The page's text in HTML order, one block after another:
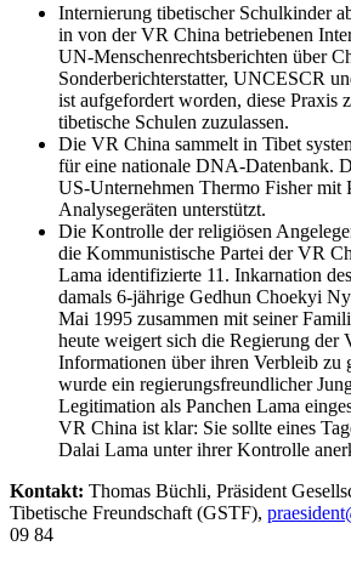
Internierung tibetischer Schulkinder
in von der VR China betriebenen
UN-Menschenrechtsberichten über
Sonderberichterstatter, UNCESCR
ist aufgefordert worden, diese Praxis
tibetische Schulen zuzulassen.
Die VR China sammelt in Tibet
für eine nationale DNA-Datenbank.
US-Unternehmen Thermo Fisher mit
Analysegeräten unterstützt.
Die Kontrolle der religiösen
die Kommunistische Partei der VR
Lama identifizierte 11. Inkarnation
damals 6-jährige Gedhun Choekyi
Mai 1995 zusammen mit seiner
heute weigert sich die Regierung der
Informationen über ihren Verbleib zu
wurde ein regierungsfreundlicher
Legitimation als Panchen Lama
VR China ist klar: Sie sollte eines
Dalai Lama unter ihrer Kontrolle
Kontakt: Thomas Büchli, Präsident
Tibetische Freundschaft (GSTF),
09 84